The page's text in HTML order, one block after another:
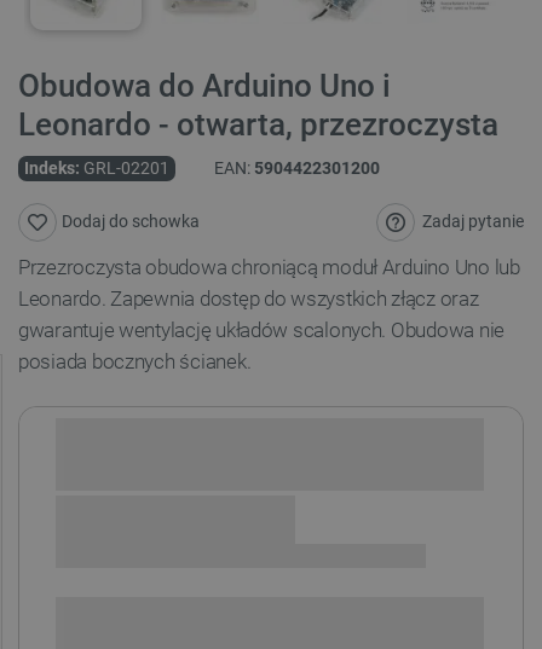
Obudowa do Arduino Uno i
Leonardo - otwarta, przezroczysta
Indeks: GRL-02201 EAN: 5904422301200
Zadaj pytanie
Dodaj do schowka
Przezroczysta obudowa chroniącą moduł Arduino Uno lub
Leonardo. Zapewnia dostęp do wszystkich złącz oraz
gwarantuje wentylację układów scalonych. Obudowa nie
posiada bocznych ścianek.